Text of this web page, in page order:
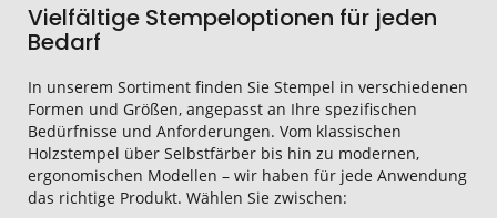
Vielfältige Stempeloptionen für jeden
Bedarf
In unserem Sortiment finden Sie Stempel in verschiedenen
Formen und Größen, angepasst an Ihre spezifischen
Bedürfnisse und Anforderungen. Vom klassischen
Holzstempel über Selbstfärber bis hin zu modernen,
ergonomischen Modellen – wir haben für jede Anwendung
das richtige Produkt. Wählen Sie zwischen: